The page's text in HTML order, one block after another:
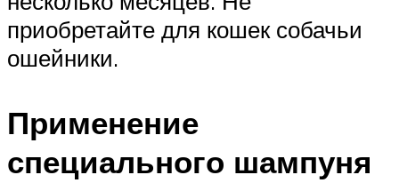
приобретайте для кошек собачьи
ошейники.
Применение
специального шампуня